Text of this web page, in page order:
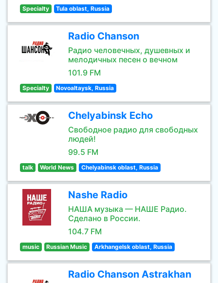
Specialty Tula oblast, Russia
Radio Chanson
Радио человечных, душевных и
мелодичных песен о вечном
101.9 FM
Specialty Novoaltaysk, Russia
Chelyabinsk Echo
Свободное радио для свободных
людей!
99.5 FM
talk World News Chelyabinsk oblast, Russia
Nashe Radio
НАША музыка — НАШЕ Радио.
Сделано в России.
104.7 FM
music Russian Music Arkhangelsk oblast, Russia
Radio Chanson Astrakhan